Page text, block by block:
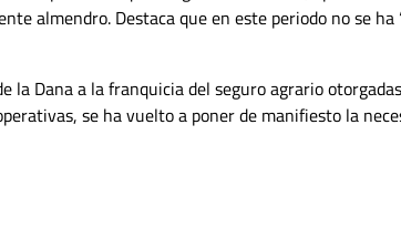
almendro. Destaca que en este periodo no se
la Dana a la franquicia del seguro agrario
se ha vuelto a poner de manifiesto la